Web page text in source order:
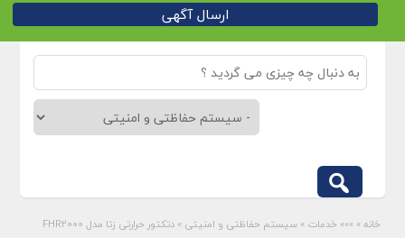
ارسال آگهی
خانه » »»» خدمات » سیستم حفاظتی و امنیتی » دتکتور حرارتی زتا مدل FHR2000